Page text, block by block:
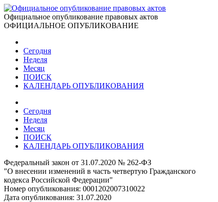
Официальное опубликование правовых актов
ОФИЦИАЛЬНОЕ ОПУБЛИКОВАНИЕ
Сегодня
Неделя
Месяц
ПОИСК
КАЛЕНДАРЬ ОПУБЛИКОВАНИЯ
Сегодня
Неделя
Месяц
ПОИСК
КАЛЕНДАРЬ ОПУБЛИКОВАНИЯ
Федеральный закон от 31.07.2020 № 262-ФЗ
"О внесении изменений в часть четвертую Гражданского
кодекса Российской Федерации"
Номер опубликования: 0001202007310022
Дата опубликования: 31.07.2020